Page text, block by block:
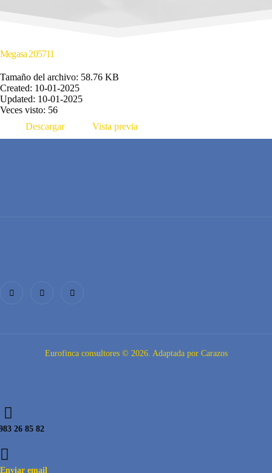
Megasa 205711
Tamaño del archivo: 58.76 KB
Created: 10-01-2025
Updated: 10-01-2025
Veces visto: 56
Descargar
Vista previa
Eurofinca consultores © 2026. Adaptada por Carazos
26 85 82
Enviar email